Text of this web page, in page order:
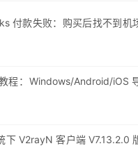
付款失败：购买后找不到机
程：Windows/Android/iOS
下 V2rayN 客户端 V7.13.2.0